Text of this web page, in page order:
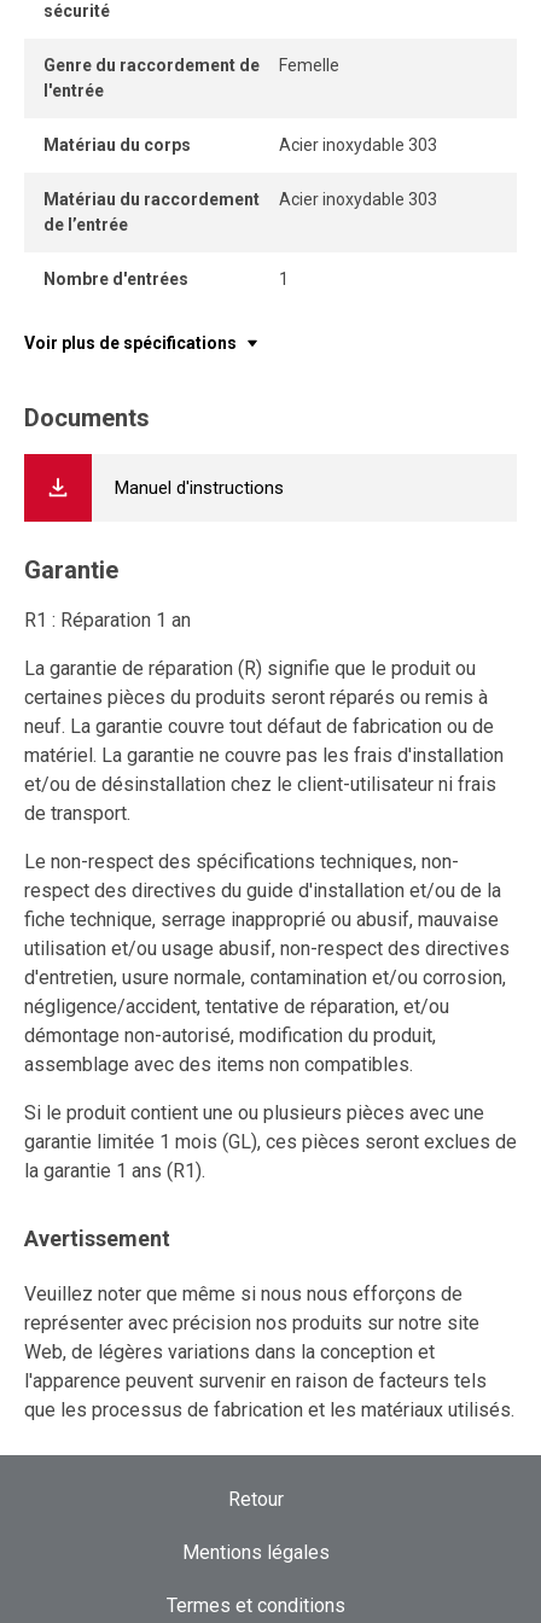
sécurité
Genre du raccordement de
l'entrée
Femelle
Matériau du corps Acier inoxydable 303
Matériau du raccordement
de l’entrée
Acier inoxydable 303
Nombre d'entrées 1
Voir plus de spécifications
Documents
Manuel d'instructions
Garantie
R1 : Réparation 1 an
La garantie de réparation (R) signifie que le produit ou
certaines pièces du produits seront réparés ou remis à
neuf. La garantie couvre tout défaut de fabrication ou de
matériel. La garantie ne couvre pas les frais d'installation
et/ou de désinstallation chez le client-utilisateur ni frais
de transport.
Le non-respect des spécifications techniques, non-
respect des directives du guide d'installation et/ou de la
fiche technique, serrage inapproprié ou abusif, mauvaise
utilisation et/ou usage abusif, non-respect des directives
d'entretien, usure normale, contamination et/ou corrosion,
négligence/accident, tentative de réparation, et/ou
démontage non-autorisé, modification du produit,
assemblage avec des items non compatibles.
Si le produit contient une ou plusieurs pièces avec une
garantie limitée 1 mois (GL), ces pièces seront exclues de
la garantie 1 ans (R1).
Avertissement
Veuillez noter que même si nous nous efforçons de
représenter avec précision nos produits sur notre site
Web, de légères variations dans la conception et
l'apparence peuvent survenir en raison de facteurs tels
que les processus de fabrication et les matériaux utilisés.
Retour
Mentions légales
Termes et conditions